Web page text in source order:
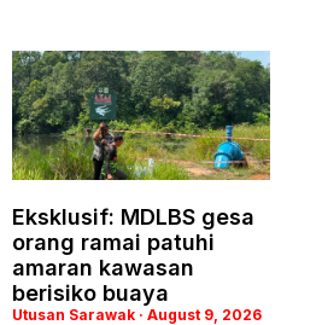
Eksklusif: MDLBS gesa
orang ramai patuhi
amaran kawasan
berisiko buaya
Utusan Sarawak August 9, 2026